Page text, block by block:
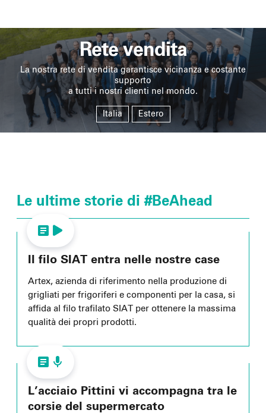
Rete vendita
La nostra rete di vendita garantisce vicinanza e costante
supporto
a tutti i nostri clienti nel mondo.
Italia Estero
Le ultime storie di #BeAhead
Il filo SIAT entra nelle nostre case
Artex, azienda di riferimento nella produzione di
grigliati per frigoriferi e componenti per la casa, si
affida al filo trafilato SIAT per ottenere la massima
qualità dei propri prodotti.
L’acciaio Pittini vi accompagna tra le
corsie del supermercato